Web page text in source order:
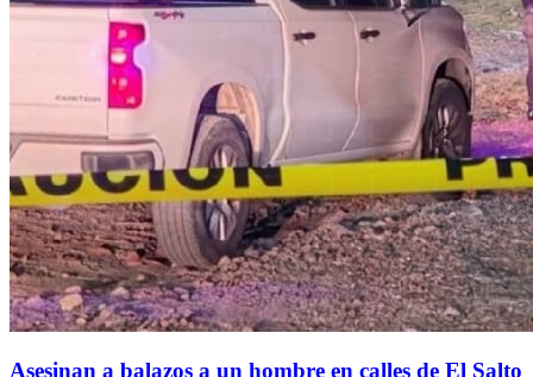
Asesinan a balazos a un hombre en calles de El Salto